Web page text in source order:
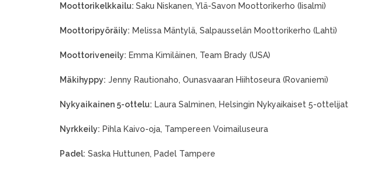
Moottorikelkkailu: Saku Niskanen, Ylä-Savon Moottorikerho (Iisalmi)
Moottoripyöräily: Melissa Mäntylä, Salpausselän Moottorikerho (Lahti)
Moottoriveneily: Emma Kimiläinen, Team Brady (USA)
Mäkihyppy: Jenny Rautionaho, Ounasvaaran Hiihtoseura (Rovaniemi)
Nykyaikainen 5-ottelu: Laura Salminen, Helsingin Nykyaikaiset 5-ottelijat
Nyrkkeily: Pihla Kaivo-oja, Tampereen Voimailuseura
Padel: Saska Huttunen, Padel Tampere